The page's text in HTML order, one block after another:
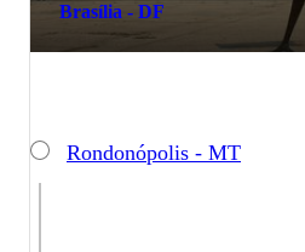
Brasília - DF
Rondonópolis - MT